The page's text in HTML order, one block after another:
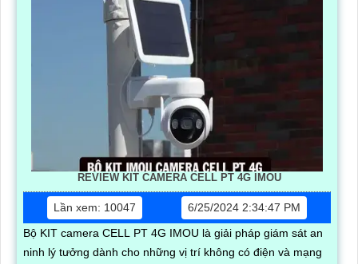
REVIEW KIT CAMERA CELL PT 4G IMOU
Lần xem: 10047
6/25/2024 2:34:47 PM
Bộ KIT camera CELL PT 4G IMOU là giải pháp giám sát an
ninh lý tưởng dành cho những vị trí không có điện và mạng